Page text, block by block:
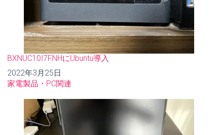
BXNUC10I7FNHにUbuntu導入
日付
2022年3月25日
関連理由
家電製品・PC関連